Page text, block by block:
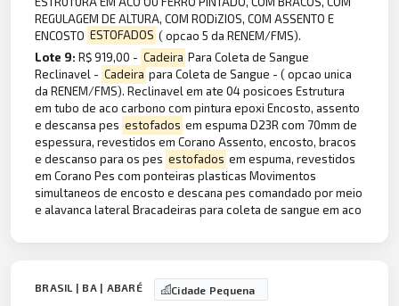
REGULAGEM DE ALTURA, COM RODiZIOS, COM ASSENTO E
ENCOSTO ESTOFADOS ( opcao 5 da RENEM/FMS).
Lote 9:R$ 919,00 - Cadeira Para Coleta de Sangue
Reclinavel - Cadeira para Coleta de Sangue - ( opcao unica
da RENEM/FMS). Reclinavel em ate 04 posicoes Estrutura
em tubo de aco carbono com pintura epoxi Encosto, assento
e descansa pes estofados em espuma D23R com 70mm de
espessura, revestidos em Corano Assento, encosto, bracos
e descanso para os pes estofados em espuma, revestidos
em Corano Pes com ponteiras plasticas Movimentos
simultaneos de encosto e descana pes comandado por meio
e alavanca lateral Bracadeiras para coleta de sangue em aco
BRASIL | BA | ABARÉ Cidade Pequena